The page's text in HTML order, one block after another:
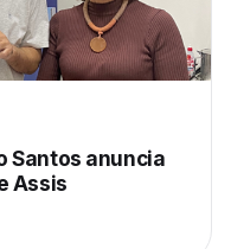
Santos anuncia
Assis